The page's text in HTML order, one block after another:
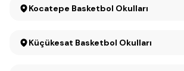
Kocatepe Basketbol Okulları
Küçükesat Basketbol Okulları